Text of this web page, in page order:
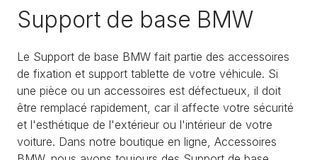
Support de base BMW
Le Support de base BMW fait partie des accessoires
de fixation et support tablette de votre véhicule. Si
une pièce ou un accessoires est défectueux, il doit
être remplacé rapidement, car il affecte votre sécurité
et l'esthétique de l'extérieur ou l'intérieur de votre
voiture. Dans notre boutique en ligne, Accessoires